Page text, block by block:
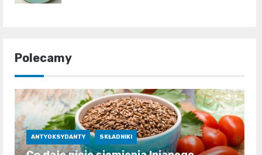
Polecamy
ANTYOKSYDANTY SKŁADNIKI